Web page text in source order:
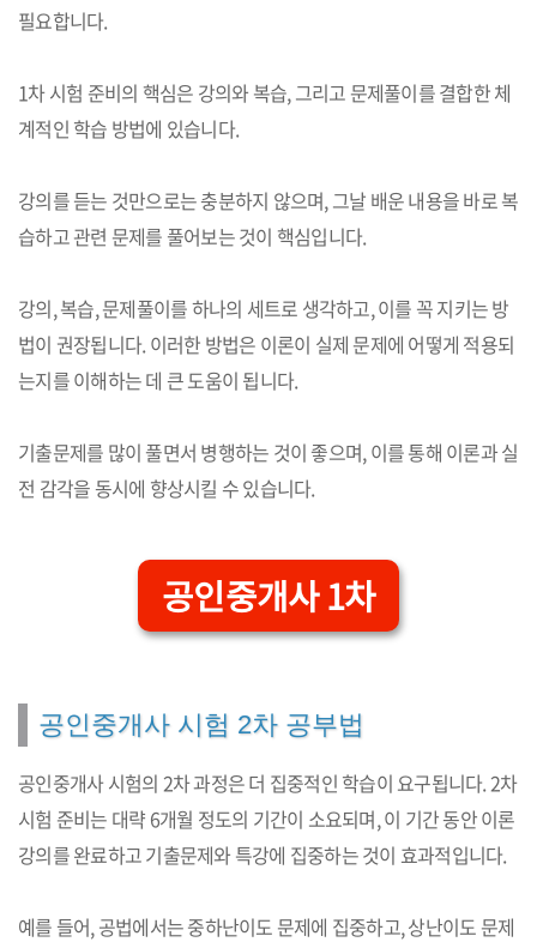
필요합니다.
1차 시험 준비의 핵심은 강의와 복습, 그리고 문제풀이를 결합한 체
계적인 학습 방법에 있습니다.
강의를 듣는 것만으로는 충분하지 않으며, 그날 배운 내용을 바로 복
습하고 관련 문제를 풀어보는 것이 핵심입니다.
강의, 복습, 문제풀이를 하나의 세트로 생각하고, 이를 꼭 지키는 방
법이 권장됩니다. 이러한 방법은 이론이 실제 문제에 어떻게 적용되
는지를 이해하는 데 큰 도움이 됩니다.
기출문제를 많이 풀면서 병행하는 것이 좋으며, 이를 통해 이론과 실
전 감각을 동시에 향상시킬 수 있습니다.
공인중개사 1차
공인중개사 시험 2차 공부법
공인중개사 시험의 2차 과정은 더 집중적인 학습이 요구됩니다. 2차
시험 준비는 대략 6개월 정도의 기간이 소요되며, 이 기간 동안 이론
강의를 완료하고 기출문제와 특강에 집중하는 것이 효과적입니다.
예를 들어, 공법에서는 중하난이도 문제에 집중하고, 상난이도 문제